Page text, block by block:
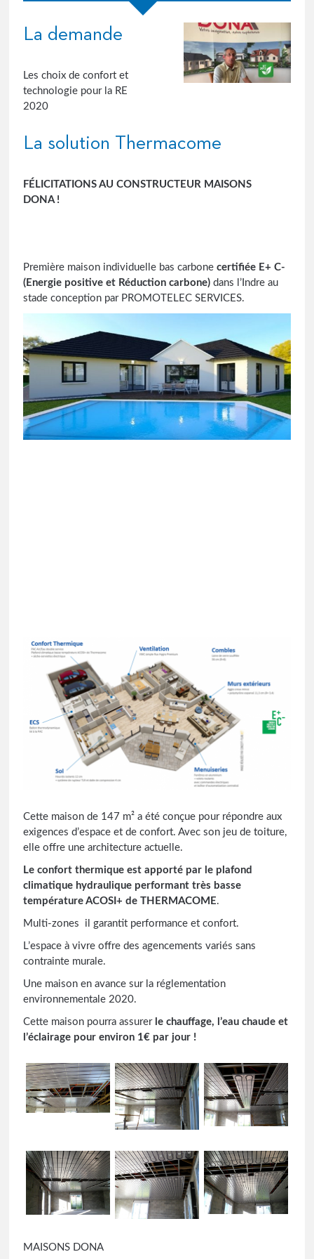
La demande
Les choix de confort et
technologie pour la RE
2020
La solution Thermacome
FÉLICITATIONS AU CONSTRUCTEUR MAISONS
DONA !
Première maison individuelle bas carbonecertifiée E+ C-
(Energie positive et Réduction carbone) dans l’Indre au
stade conception par PROMOTELEC SERVICES.
Cette maison de 147 m² a été conçue pour répondre aux
exigences d’espace et de confort. Avec son jeu de toiture,
elle offre une architecture actuelle.
Le confort thermique est apporté par le plafond
climatique hydraulique performant très basse
température ACOSI+ de THERMACOME.
Multi-zones il garantit performance et confort.
L’espace à vivre offre des agencements variés sans
contrainte murale.
Une maison en avance sur la réglementation
environnementale 2020.
Cette maison pourra assurer le chauffage, l’eau chaude et
l’éclairage pour environ 1€ par jour !
MAISONS DONA